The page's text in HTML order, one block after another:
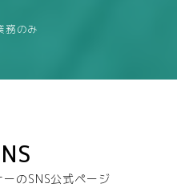
務のみ
のSNS公式ページ